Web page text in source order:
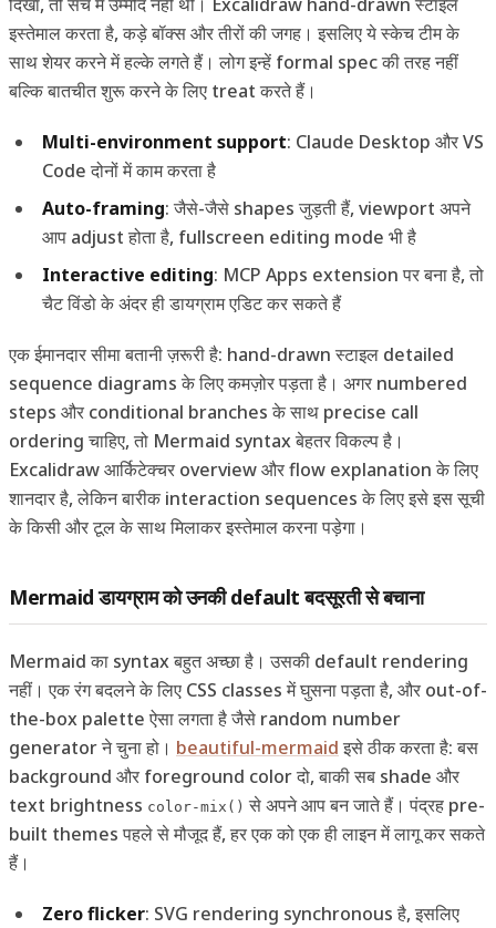
इस्तेमाल करता है, कड़े बॉक्स और तीरों की जगह। इसलिए ये स्केच टीम के
साथ शेयर करने में हल्के लगते हैं। लोग इन्हें formal spec की तरह नहीं
बल्कि बातचीत शुरू करने के लिए treat करते हैं।
Multi-environment support: Claude Desktop और VS
Code दोनों में काम करता है
Auto-framing: जैसे-जैसे shapes जुड़ती हैं, viewport अपने
आप adjust होता है, fullscreen editing mode भी है
Interactive editing: MCP Apps extension पर बना है, तो
चैट विंडो के अंदर ही डायग्राम एडिट कर सकते हैं
एक ईमानदार सीमा बतानी ज़रूरी है: hand-drawn स्टाइल detailed
sequence diagrams के लिए कमज़ोर पड़ता है। अगर numbered
steps और conditional branches के साथ precise call
ordering चाहिए, तो Mermaid syntax बेहतर विकल्प है।
Excalidraw आर्किटेक्चर overview और flow explanation के लिए
शानदार है, लेकिन बारीक interaction sequences के लिए इसे इस सूची
के किसी और टूल के साथ मिलाकर इस्तेमाल करना पड़ेगा।
Mermaid डायग्राम को उनकी default बदसूरती से बचाना
Mermaid का syntax बहुत अच्छा है। उसकी default rendering
नहीं। एक रंग बदलने के लिए CSS classes में घुसना पड़ता है, और out-of-
the-box palette ऐसा लगता है जैसे random number
generator ने चुना हो। beautiful-mermaid इसे ठीक करता है: बस
background और foreground color दो, बाकी सब shade और
text brightness color-mix() से अपने आप बन जाते हैं। पंद्रह pre-
built themes पहले से मौजूद हैं, हर एक को एक ही लाइन में लागू कर सकते
हैं।
Zero flicker: SVG rendering synchronous है, इसलिए